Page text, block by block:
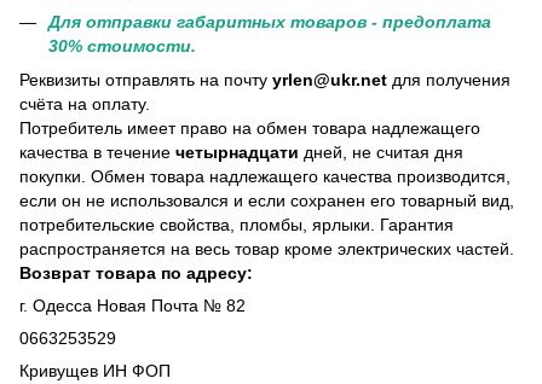
Для отправки габаритных товаров - предоплата
30% стоимости.
Реквизиты отправлять на почту yrlen@ukr.net для получения
счёта на оплату.
Потребитель имеет право на обмен товара надлежащего
качества в течение четырнадцати дней, не считая дня
покупки. Обмен товара надлежащего качества производится,
если он не использовался и если сохранен его товарный вид,
потребительские свойства, пломбы, ярлыки. Гарантия
распространяется на весь товар кроме электрических частей.
Возврат товара по адресу:
г. Одесса Новая Почта № 82
0663253529
Кривущев ИН ФОП